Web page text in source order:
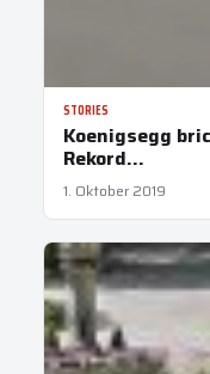
STORIES
Koenigsegg
Rekord…
1. Oktober 2019